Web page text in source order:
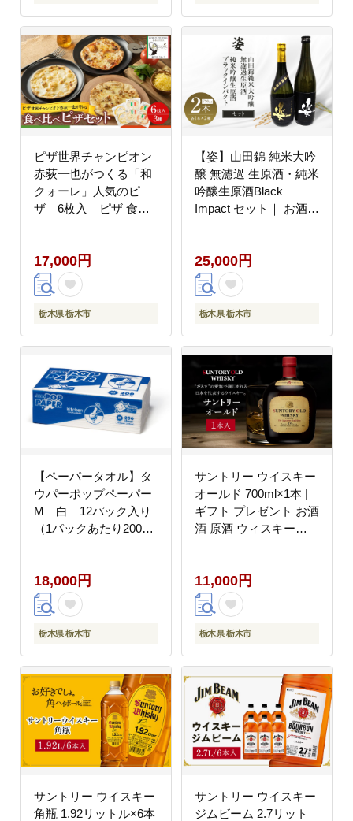
ピザ世界チャンピオン
赤荻一也がつくる「和
クォーレ」人気のピ
ザ 6枚入 ピザ 食べ
加工食品 人気 おすすめ
】
17,000円
栃木県 栃木市
【姿】山田錦 純米大吟
醸 無濾過 生原酒・純米
吟醸生原酒Black
Impact セット｜ お酒
気 ギフト 栃木
25,000円
栃木県 栃木市
【ペーパータオル】タ
ウパーポップペーパー
M 白 12パック入り
（1パックあたり200
18,000円
栃木県 栃木市
サントリー ウイスキー
オールド 700ml×1本 |
ギフト プレゼント お酒
酒 原酒 ウィスキー
宅飲み パーティー 宴会
11,000円
栃木県 栃木市
サントリー ウイスキー
角瓶 1.92リットル×6本
サントリー ウイスキー
ジムビーム 2.7リット